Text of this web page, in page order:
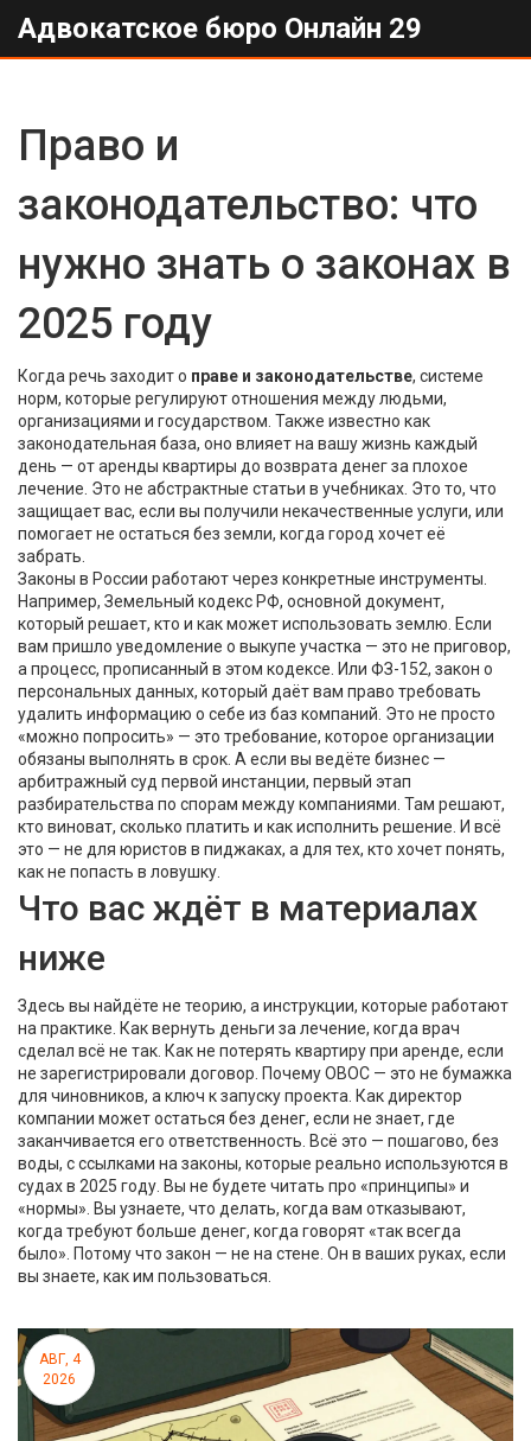
Адвокатское бюро Онлайн 29
Право и
законодательство: что
нужно знать о законах в
2025 году
Когда речь заходит о праве и законодательстве, системе
норм, которые регулируют отношения между людьми,
организациями и государством . Также известно как
законодательная база, оно влияет на вашу жизнь каждый
день — от аренды квартиры до возврата денег за плохое
лечение . Это не абстрактные статьи в учебниках. Это то, что
защищает вас, если вы получили некачественные услуги, или
помогает не остаться без земли, когда город хочет её
забрать.
Законы в России работают через конкретные инструменты.
Например, Земельный кодекс РФ, основной документ,
который решает, кто и как может использовать землю . Если
вам пришло уведомление о выкупе участка — это не приговор,
а процесс, прописанный в этом кодексе. Или ФЗ-152, закон о
персональных данных, который даёт вам право требовать
удалить информацию о себе из баз компаний . Это не просто
«можно попросить» — это требование, которое организации
обязаны выполнять в срок. А если вы ведёте бизнес —
арбитражный суд первой инстанции, первый этап
разбирательства по спорам между компаниями . Там решают,
кто виноват, сколько платить и как исполнить решение. И всё
это — не для юристов в пиджаках, а для тех, кто хочет понять,
как не попасть в ловушку.
Что вас ждёт в материалах
ниже
Здесь вы найдёте не теорию, а инструкции, которые работают
на практике. Как вернуть деньги за лечение, когда врач
сделал всё не так. Как не потерять квартиру при аренде, если
не зарегистрировали договор. Почему ОВОС — это не бумажка
для чиновников, а ключ к запуску проекта. Как директор
компании может остаться без денег, если не знает, где
заканчивается его ответственность. Всё это — пошагово, без
воды, с ссылками на законы, которые реально используются в
судах в 2025 году. Вы не будете читать про «принципы» и
«нормы». Вы узнаете, что делать, когда вам отказывают,
когда требуют больше денег, когда говорят «так всегда
было». Потому что закон — не на стене. Он в ваших руках, если
вы знаете, как им пользоваться.
АВГ, 4
2026